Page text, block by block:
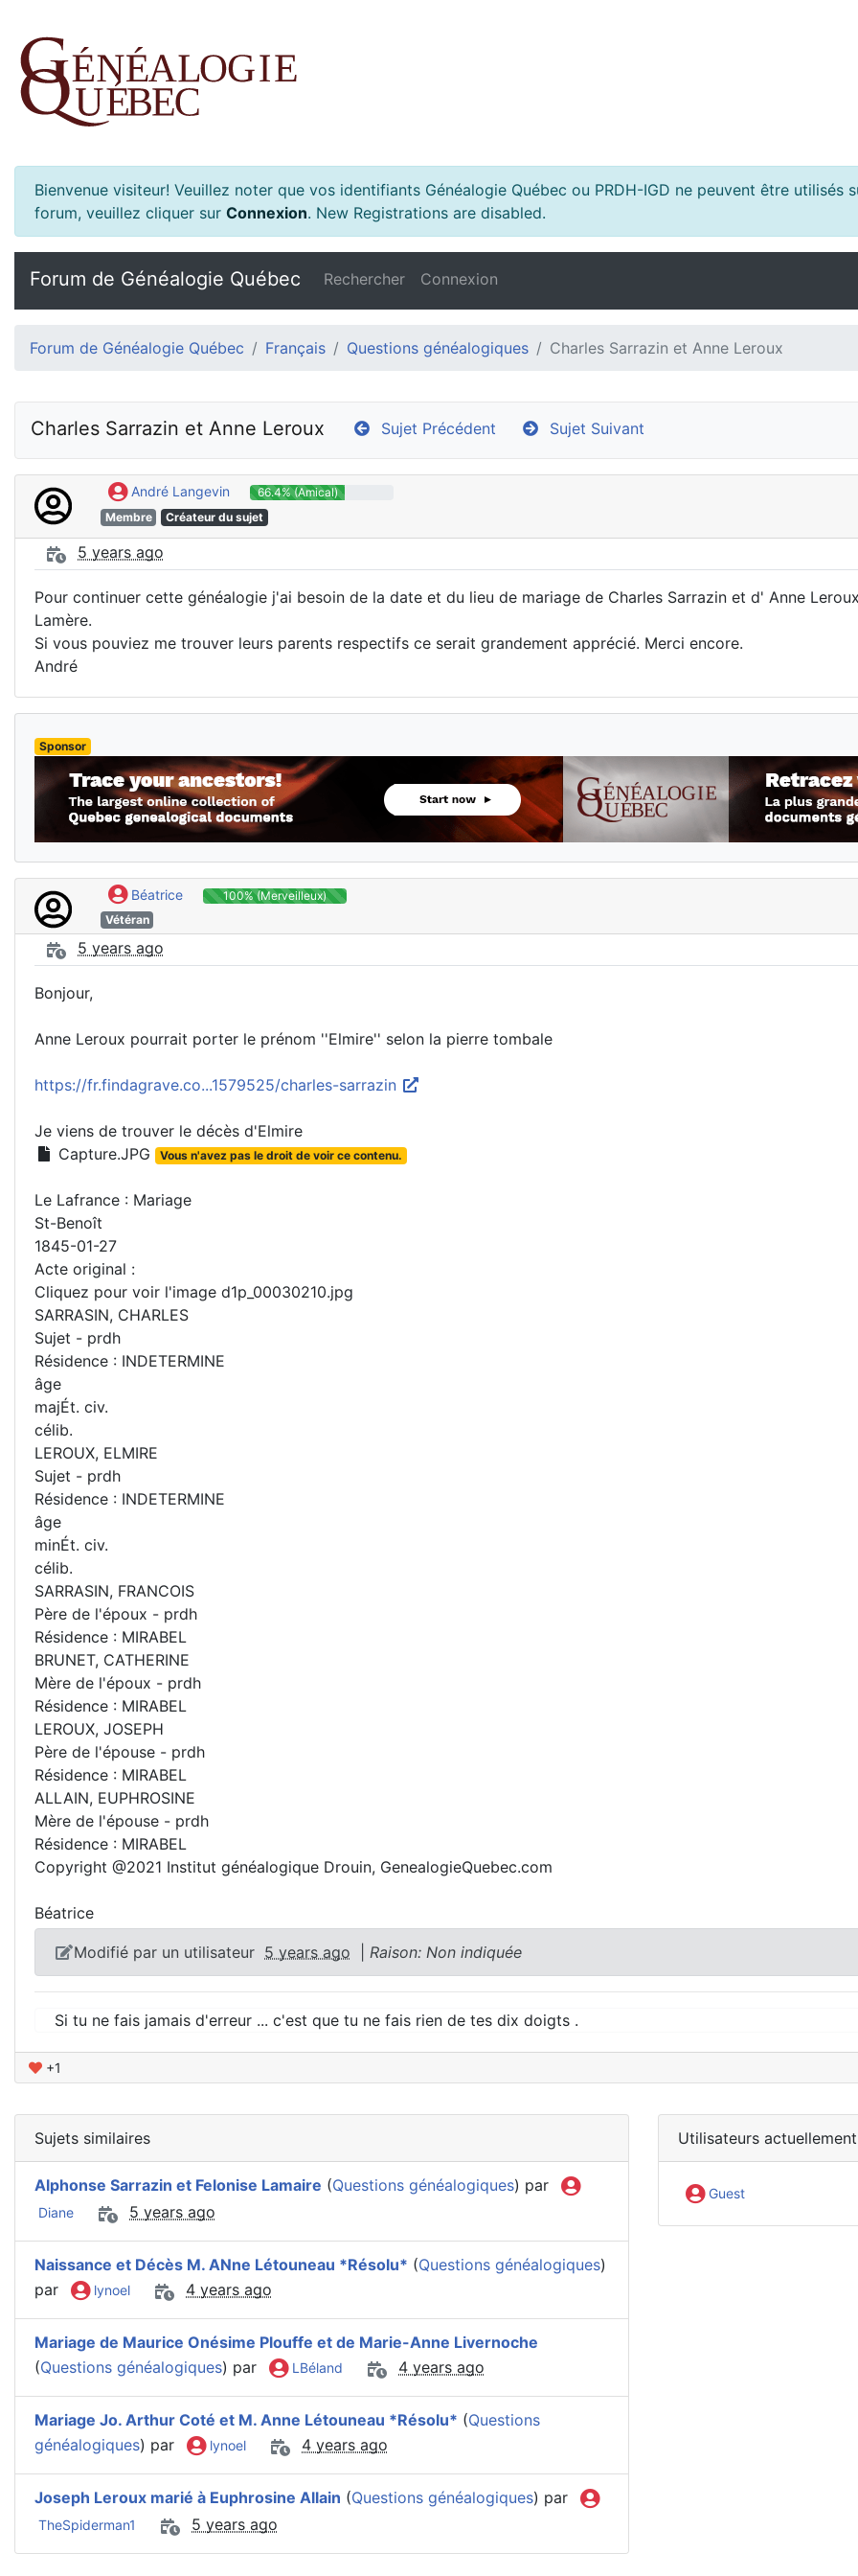
Bienvenue visiteur! Veuillez noter que vos identifiants Généalogie Québec ou PRDH-IGD ne peuvent être
forum, veuillez cliquer sur Connexion. New Registrations are disabled.
Forum de Généalogie Québec Rechercher Connexion
Forum de Généalogie Québec Français Questions généalogiques Charles Sarrazin et Anne Leroux
Charles Sarrazin et Anne Leroux Sujet Précédent Sujet Suivant
André Langevin
66.4% (Amical)
Membre
Créateur du sujet
5 years ago
Pour continuer cette généalogie j'ai besoin de la date et du lieu de mariage de Charles Sarrazin et d' Anne
Lamère.
Si vous pouviez me trouver leurs parents respectifs ce serait grandement apprécié. Merci encore.
André
Sponsor
Béatrice
100% (Merveilleux)
Vétéran
5 years ago
Bonjour,
Anne Leroux pourrait porter le prénom ''Elmire'' selon la pierre tombale
https://fr.findagrave.co...1579525/charles-sarrazin
Je viens de trouver le décès d'Elmire
Capture.JPG
Vous n'avez pas le droit de voir ce contenu.
Le Lafrance : Mariage
St-Benoît
1845-01-27
Acte original :
Cliquez pour voir l'image d1p_00030210.jpg
SARRASIN, CHARLES
Sujet - prdh
Résidence : INDETERMINE
âge
majÉt. civ.
célib.
LEROUX, ELMIRE
Sujet - prdh
Résidence : INDETERMINE
âge
minÉt. civ.
célib.
SARRASIN, FRANCOIS
Père de l'époux - prdh
Résidence : MIRABEL
BRUNET, CATHERINE
Mère de l'époux - prdh
Résidence : MIRABEL
LEROUX, JOSEPH
Père de l'épouse - prdh
Résidence : MIRABEL
ALLAIN, EUPHROSINE
Mère de l'épouse - prdh
Résidence : MIRABEL
Copyright @2021 Institut généalogique Drouin, GenealogieQuebec.com
Béatrice
Modifié par un utilisateur 5 years ago Raison: Non indiquée
Si tu ne fais jamais d'erreur ... c'est que tu ne fais rien de tes dix doigts .
+1
Sujets similaires
Alphonse Sarrazin et Felonise Lamaire (Questions généalogiques) par
Diane 5 years ago
Naissance et Décès M. ANne Létouneau *Résolu* (Questions généalogiques)
par
lynoel 4 years ago
Mariage de Maurice Onésime Plouffe et de Marie-Anne Livernoche
(Questions généalogiques) par LBéland 4 years ago
Mariage Jo. Arthur Coté et M. Anne Létouneau *Résolu* (Questions
généalogiques) par lynoel 4 years ago
Joseph Leroux marié à Euphrosine Allain (Questions généalogiques) par
TheSpiderman1 5 years ago
Utilisateurs
Guest